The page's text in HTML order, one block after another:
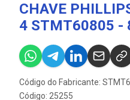
CHAVE
4 STMT60805 -
Código do Fabricante:
Código: 25255